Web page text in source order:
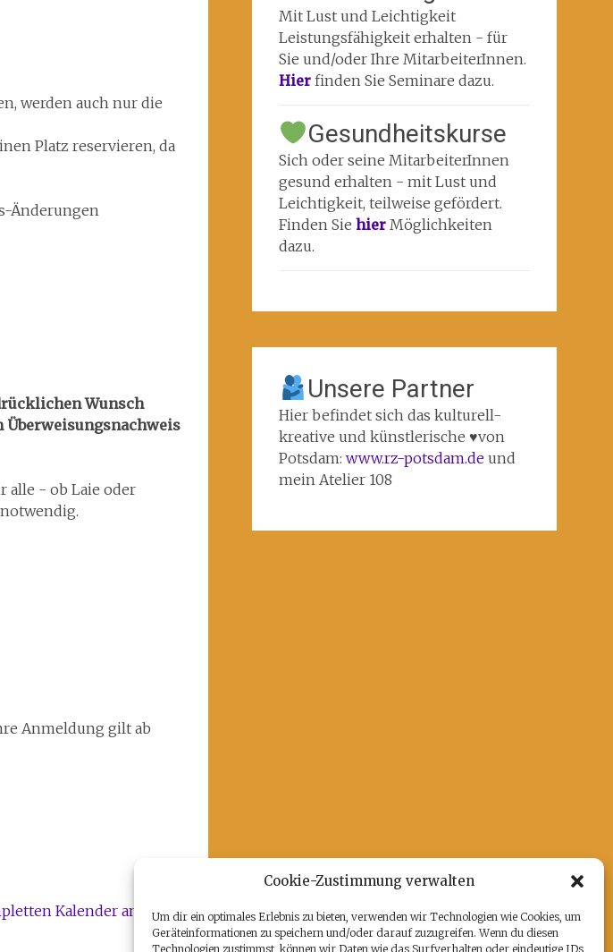
Cookie-Zustimmung verwalten
Um dir ein optimales Erlebnis zu bieten, verwenden wir Technologien wie Cookies, um
Geräteinformationen zu speichern und/oder darauf zuzugreifen. Wenn du diesen
Technologien zustimmst, können wir Daten wie das Surfverhalten oder eindeutige IDs
werden auch nur die
Platz reservieren, da
Änderungen
Wunsch
Überweisungsnachweis
alle - ob Laie oder
Anmeldung gilt ab
Kalender ansehen
Mit Lust und Leichtigkeit
Leistungsfähigkeit erhalten - für
Sie und/oder Ihre MitarbeiterInnen.
Hier finden Sie Seminare dazu.
Gesundheitskurse
Sich oder seine MitarbeiterInnen
gesund erhalten - mit Lust und
Leichtigkeit, teilweise gefördert.
Finden Sie hier Möglichkeiten
dazu.
Unsere Partner
Hier befindet sich das kulturell-
kreative und künstlerische ♥️von
Potsdam: www.rz-potsdam.deund
mein Atelier 108